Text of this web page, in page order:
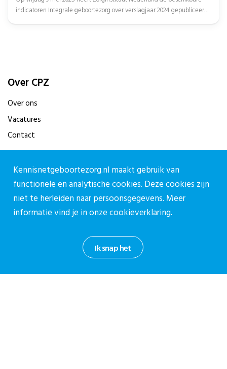
indicatoren Integrale geboortezorg over verslagjaar 2024 gepubliceerd,
Over CPZ
Over ons
Vacatures
Contact
Contact
Contactpagina
030-27 39 786
cpz@stichtingcpz.nl
Blijf op de hoogte
Ik snap het
Kennisnetgeboortezorg.nl maakt gebruik van
functionele en analytische cookies. Deze cookies zijn
niet te herleiden naar persoonsgegevens. Meer
informatie vind je in onzecookieverklaring.